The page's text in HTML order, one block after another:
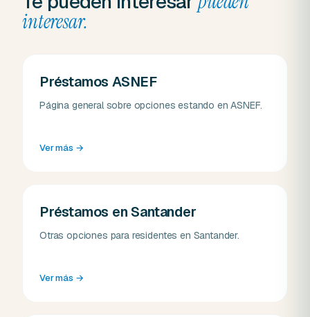
interesar.
Préstamos ASNEF
Página general sobre opciones estando en ASNEF.
Ver más →
Préstamos en Santander
Otras opciones para residentes en Santander.
Ver más →